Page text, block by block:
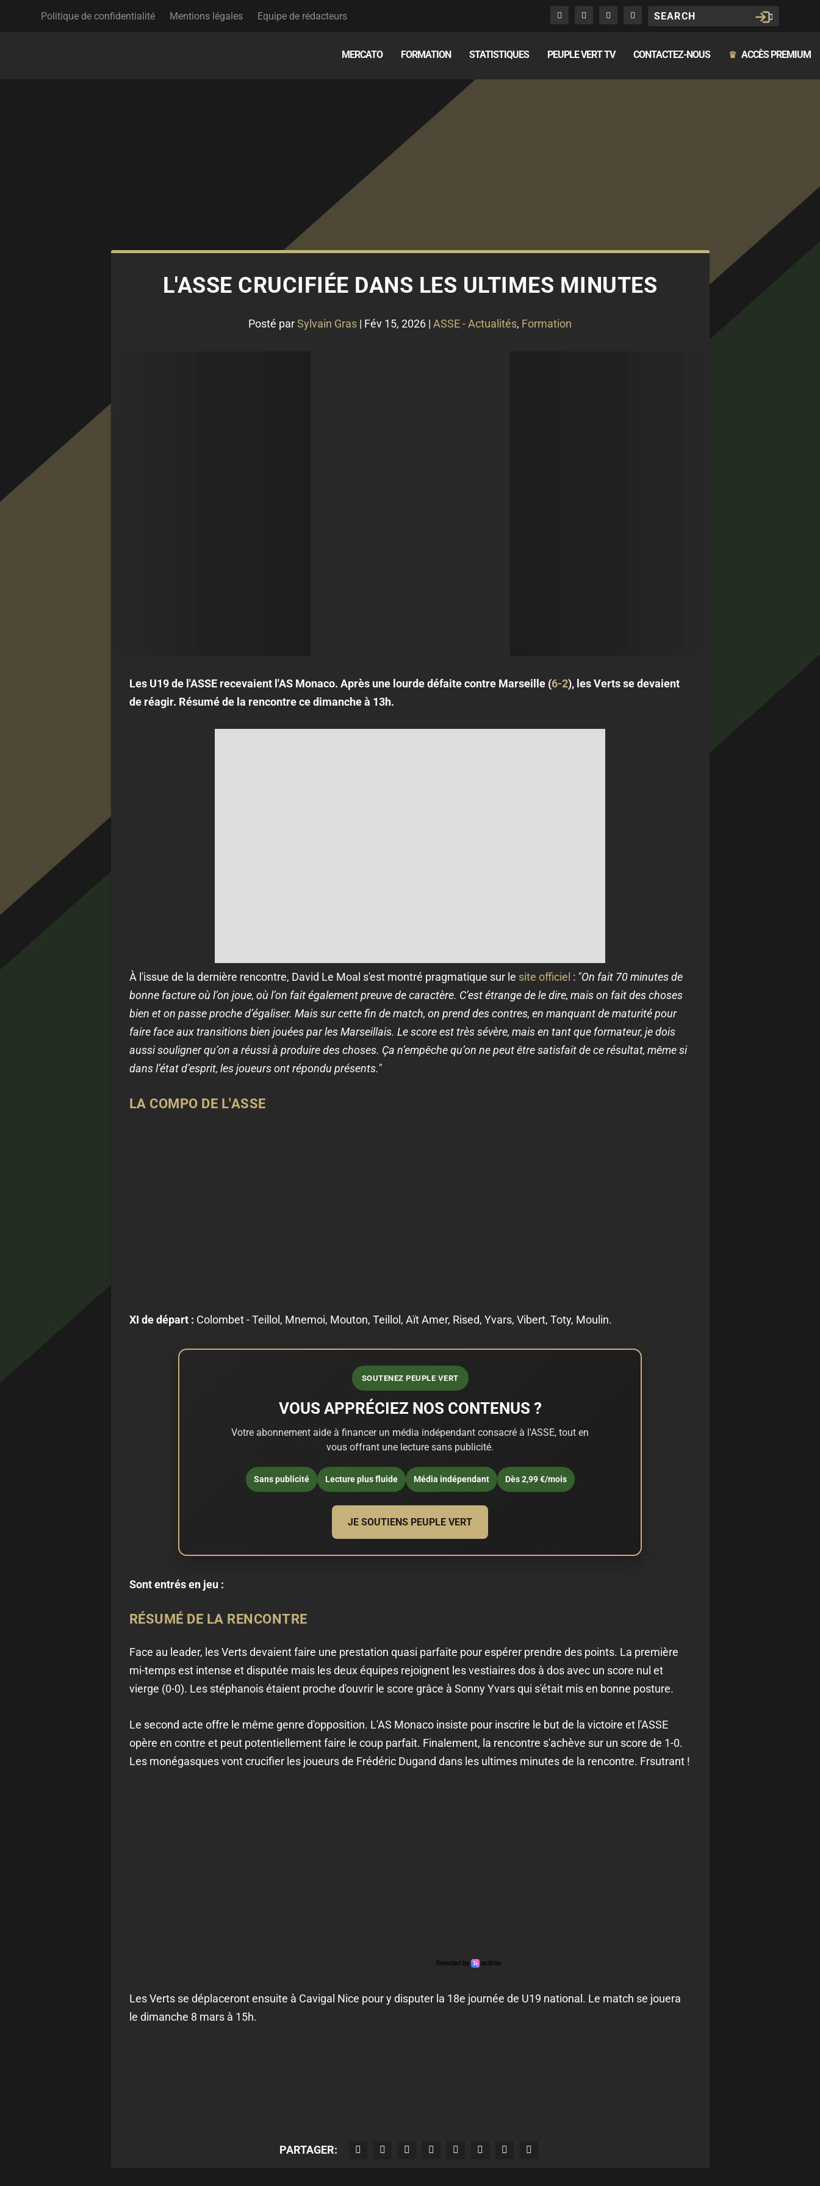
Politique de confidentialité Mentions légales Equipe de rédacteurs
MERCATO FORMATION STATISTIQUES PEUPLE VERT TV CONTACTEZ-NOUS ♛ ACCÈS PREMIUM
L'ASSE CRUCIFIÉE DANS LES ULTIMES MINUTES
Posté parSylvain Gras | Fév 15, 2026 | ASSE - Actualités, Formation
Les U19 de l'ASSE recevaient l'AS Monaco. Après une lourde défaite contre Marseille (6-2), les Verts se devaient
de réagir. Résumé de la rencontre ce dimanche à 13h.
À l'issue de la dernière rencontre, David Le Moal s'est montré pragmatique sur le site officiel : "On fait 70 minutes de
bonne facture où l’on joue, où l’on fait également preuve de caractère. C’est étrange de le dire, mais on fait des choses
bien et on passe proche d’égaliser. Mais sur cette fin de match, on prend des contres, en manquant de maturité pour
faire face aux transitions bien jouées par les Marseillais. Le score est très sévère, mais en tant que formateur, je dois
aussi souligner qu’on a réussi à produire des choses. Ça n’empêche qu’on ne peut être satisfait de ce résultat, même si
dans l’état d’esprit, les joueurs ont répondu présents."
LA COMPO DE L'ASSE
XI de départ : Colombet - Teillol, Mnemoi, Mouton, Teillol, Aït Amer, Rised, Yvars, Vibert, Toty, Moulin.
SOUTENEZ PEUPLE VERT
VOUS APPRÉCIEZ NOS CONTENUS ?
Votre abonnement aide à financer un média indépendant consacré à l'ASSE, tout en
vous offrant une lecture sans publicité.
Sans publicité Lecture plus fluide Média indépendant Dès 2,99 €/mois
JE SOUTIENS PEUPLE VERT
Sont entrés en jeu :
RÉSUMÉ DE LA RENCONTRE
Face au leader, les Verts devaient faire une prestation quasi parfaite pour espérer prendre des points. La première
mi-temps est intense et disputée mais les deux équipes rejoignent les vestiaires dos à dos avec un score nul et
vierge (0-0). Les stéphanois étaient proche d'ouvrir le score grâce à Sonny Yvars qui s'était mis en bonne posture.
Le second acte offre le même genre d'opposition. L'AS Monaco insiste pour inscrire le but de la victoire et l'ASSE
opère en contre et peut potentiellement faire le coup parfait. Finalement, la rencontre s'achève sur un score de 1-0.
Les monégasques vont crucifier les joueurs de Frédéric Dugand dans les ultimes minutes de la rencontre. Frsutrant !
Les Verts se déplaceront ensuite à Cavigal Nice pour y disputer la 18e journée de U19 national. Le match se jouera
le dimanche 8 mars à 15h.
PARTAGER: